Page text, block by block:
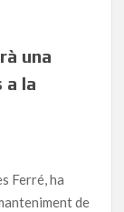
una
a la
Ferré, ha
de